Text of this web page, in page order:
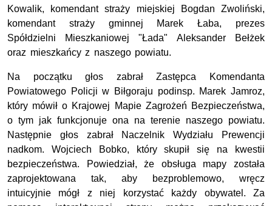
Kowalik, komendant straży miejskiej Bogdan Zwoliński,
komendant straży gminnej Marek Łaba, prezes
Spółdzielni Mieszkaniowej "Łada" Aleksander Bełżek
oraz mieszkańcy z naszego powiatu.
Na początku głos zabrał Zastępca Komendanta
Powiatowego Policji w Biłgoraju podinsp. Marek Jamroz,
który mówił o Krajowej Mapie Zagrożeń Bezpieczeństwa,
o tym jak funkcjonuje ona na terenie naszego powiatu.
Następnie głos zabrał Naczelnik Wydziału Prewencji
nadkom. Wojciech Bobko, który skupił się na kwestii
bezpieczeństwa. Powiedział, że obsługa mapy została
zaprojektowana tak, aby bezproblemowo, wręcz
intuicyjnie mógł z niej korzystać każdy obywatel. Za